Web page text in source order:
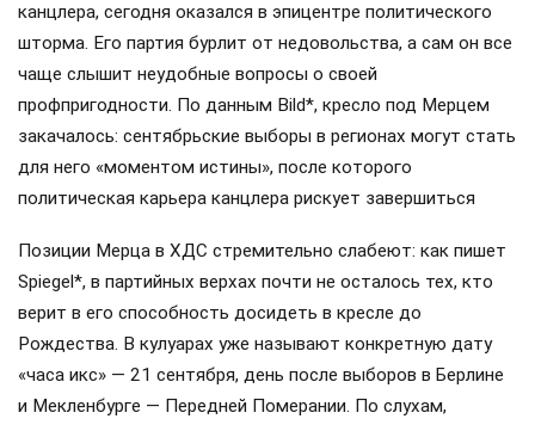
канцлера, сегодня оказался в эпицентре политического
шторма. Его партия бурлит от недовольства, а сам он все
чаще слышит неудобные вопросы о своей
профпригодности. По данным Bild*, кресло под Мерцем
закачалось: сентябрьские выборы в регионах могут стать
для него «моментом истины», после которого
политическая карьера канцлера рискует завершиться
Позиции Мерца в ХДС стремительно слабеют: как пишет
Spiegel*, в партийных верхах почти не осталось тех, кто
верит в его способность досидеть в кресле до
Рождества. В кулуарах уже называют конкретную дату
«часа икс» — 21 сентября, день после выборов в Берлине
и Мекленбурге — Передней Померании. По слухам,